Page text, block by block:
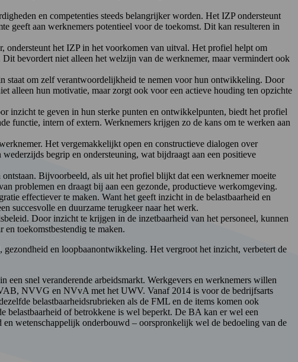
en competenties steeds belangrijker worden. Het IZP ondersteunt
geeft aan werknemers potentieel voor de toekomst. Dit kan resulteren in
ondersteunt het IZP in het voorkomen van uitval. Het profiel helpt om
bevordert niet alleen het welzijn van de werknemer, maar vermindert ook
staat om zelf verantwoordelijkheid te nemen voor hun ontwikkeling. Door
alleen hun motivatie, maar zorgt ook voor een actieve houding ten opzichte
inzicht te geven in hun sterke punten en ontwikkelpunten, biedt het profiel
functie, intern of extern. Werknemers krijgen zo de kans om te werken aan
Het vergemakkelijkt open en constructieve dialogen over
begrip en ondersteuning, wat bijdraagt aan een positieve
Bijvoorbeeld, als uit het profiel blijkt dat een werknemer moeite
problemen en draagt bij aan een gezonde, productieve werkomgeving.
effectiever te maken. Want het geeft inzicht in de belastbaarheid en
succesvolle en duurzame terugkeer naar het werk.
Door inzicht te krijgen in de inzetbaarheid van het personeel, kunnen
en toekomstbestendig te maken.
gezondheid en loopbaanontwikkeling. Het vergroot het inzicht, verbetert de
snel veranderende arbeidsmarkt. Werkgevers en werknemers willen
NVVG en NVvA met het UWV. Vanaf 2014 is voor de bedrijfsarts
belastbaarheidsrubrieken als de FML en de items komen ook
belastbaarheid of betrokkene is wel beperkt. De BA kan er wel een
wetenschappelijk onderbouwd – oorspronkelijk wel de bedoeling van de